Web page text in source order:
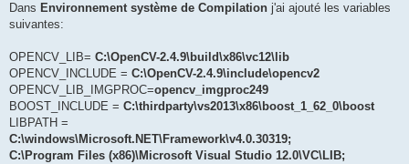
Dans Environnement système de Compilation j'ai ajouté les variables
suivantes:
OPENCV_LIB= C:\OpenCV-2.4.9\build\x86\vc12\lib
OPENCV_INCLUDE = C:\OpenCV-2.4.9\include\opencv2
OPENCV_LIB_IMGPROC=opencv_imgproc249
BOOST_INCLUDE = C:\thirdparty\vs2013\x86\boost_1_62_0\boost
LIBPATH =
C:\windows\Microsoft.NET\Framework\v4.0.30319;
C:\Program Files (x86)\Microsoft Visual Studio 12.0\VC\LIB;